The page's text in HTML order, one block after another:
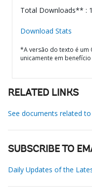
Total Downloads** :
Download Stats
*A versão do texto é um
unicamente em
RELATED LINKS
See documents related
SUBSCRIBE TO
Daily Updates of the